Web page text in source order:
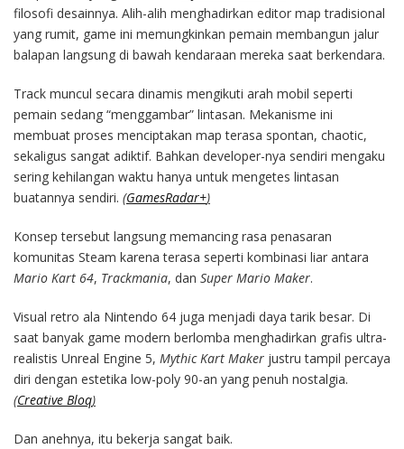
filosofi desainnya. Alih-alih menghadirkan editor map tradisional
yang rumit, game ini memungkinkan pemain membangun jalur
balapan langsung di bawah kendaraan mereka saat berkendara.
Track muncul secara dinamis mengikuti arah mobil seperti
pemain sedang “menggambar” lintasan. Mekanisme ini
membuat proses menciptakan map terasa spontan, chaotic,
sekaligus sangat adiktif. Bahkan developer-nya sendiri mengaku
sering kehilangan waktu hanya untuk mengetes lintasan
buatannya sendiri. (GamesRadar+)
Konsep tersebut langsung memancing rasa penasaran
komunitas Steam karena terasa seperti kombinasi liar antara
Mario Kart 64, Trackmania, dan Super Mario Maker.
Visual retro ala Nintendo 64 juga menjadi daya tarik besar. Di
saat banyak game modern berlomba menghadirkan grafis ultra-
realistis Unreal Engine 5, Mythic Kart Maker justru tampil percaya
diri dengan estetika low-poly 90-an yang penuh nostalgia.
(Creative Bloq)
Dan anehnya, itu bekerja sangat baik.